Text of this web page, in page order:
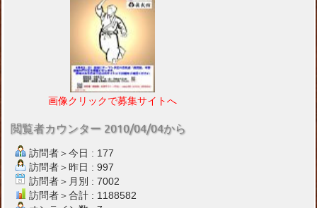
画像クリックで募集サイトへ
閲覧者カウンター 2010/04/04から
訪問者＞今日 : 177
訪問者＞昨日 : 997
訪問者＞月別 : 7002
訪問者＞合計 : 1188582